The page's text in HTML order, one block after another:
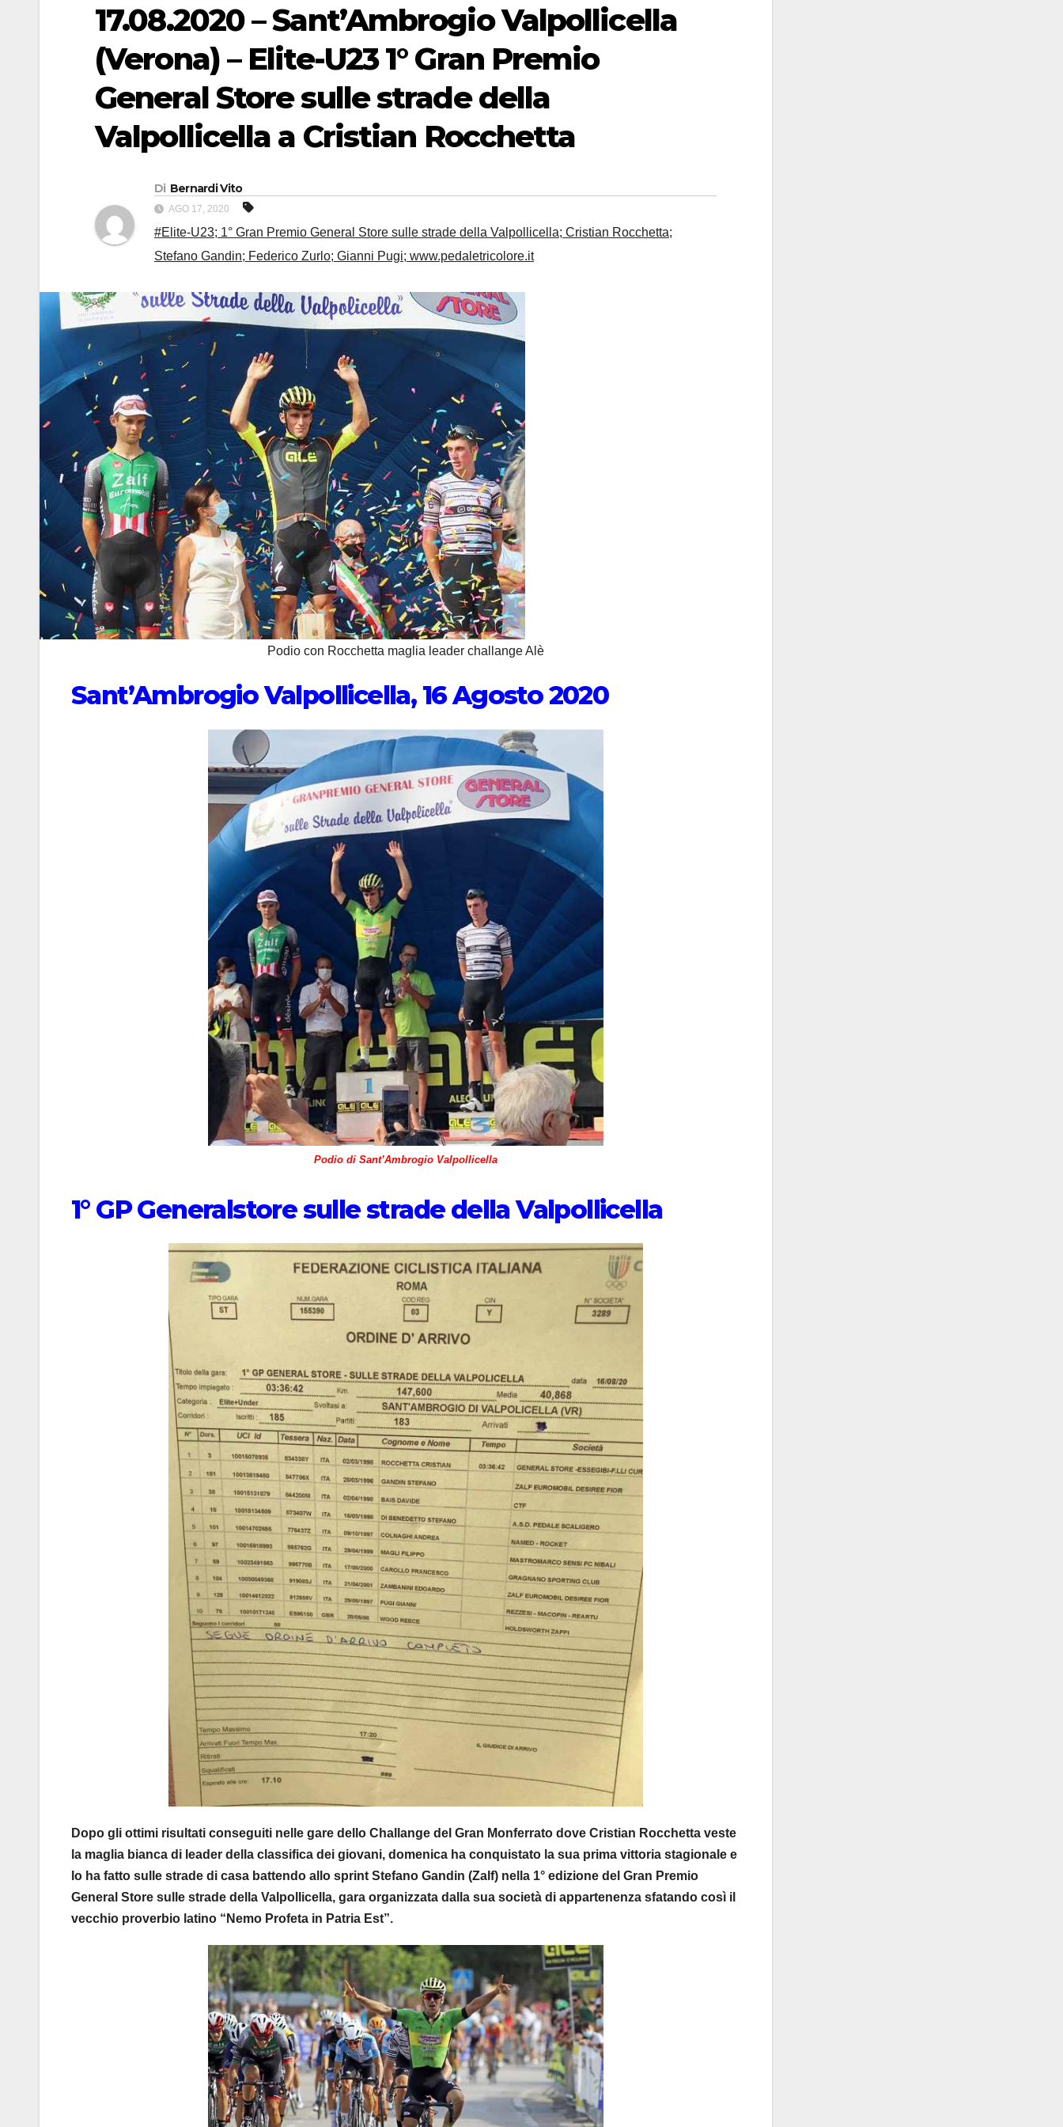
17.08.2020 – Sant’Ambrogio Valpollicella
(Verona) – Elite-U23 1° Gran Premio
General Store sulle strade della
Valpollicella a Cristian Rocchetta
Di Bernardi Vito
AGO 17, 2020
#Elite-U23; 1° Gran Premio General Store sulle strade della Valpollicella; Cristian Rocchetta;
Stefano Gandin; Federico Zurlo; Gianni Pugi; www.pedaletricolore.it
Podio con Rocchetta maglia leader challange Alè
Sant’Ambrogio Valpollicella, 16 Agosto 2020
Podio di Sant’Ambrogio Valpollicella
1° GP Generalstore sulle strade della Valpollicella
Dopo gli ottimi risultati conseguiti nelle gare dello Challange del Gran Monferrato dove Cristian Rocchetta veste
la maglia bianca di leader della classifica dei giovani, domenica ha conquistato la sua prima vittoria stagionale e
lo ha fatto sulle strade di casa battendo allo sprint Stefano Gandin (Zalf) nella 1° edizione del Gran Premio
General Store sulle strade della Valpollicella, gara organizzata dalla sua società di appartenenza sfatando così il
vecchio proverbio latino “Nemo Profeta in Patria Est”.